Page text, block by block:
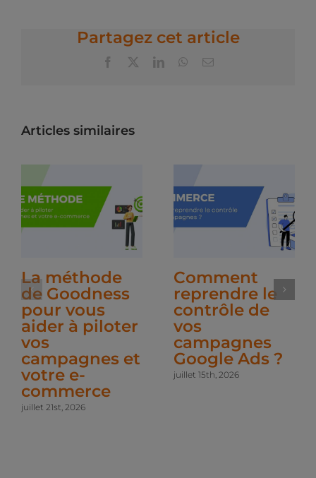
Partagez cet article
Facebook LinkedInWhatsApp
Email
Articles similaires
La méthode
de Goodness
pour vous
aider à piloter
vos
campagnes et
votre e-
commerce
juillet 21st, 2026
Comment
reprendre le
contrôle de
vos
campagnes
Google Ads ?
juillet 15th, 2026